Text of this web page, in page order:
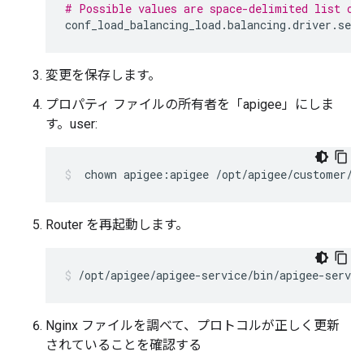
# Possible values are space-delimited list of:
conf_load_balancing_load .balancing .driver .
変更を保存します。
プロパティ ファイルの所有者を「apigee」にしま
す。user:
chown apigee:apigee /opt/apigee/
Router を再起動します。
/opt/apigee/apigee-service/bin/apigee-
Nginx ファイルを調べて、プロトコルが正しく更新
されていることを確認する